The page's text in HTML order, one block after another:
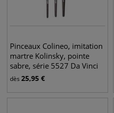
Pinceaux Colineo, imitation
martre Kolinsky, pointe
sabre, série 5527 Da Vinci
dès 25,95 €